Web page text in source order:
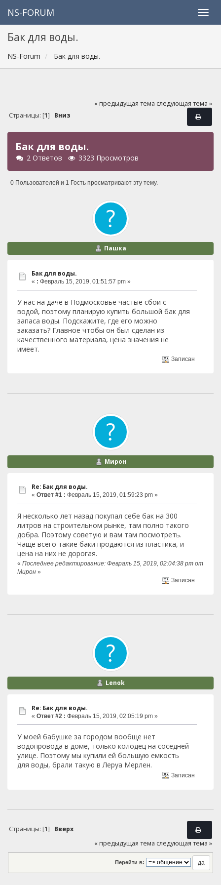
NS-FORUM
Бак для воды.
NS-Forum Бак для воды.
« предыдущая тема следующая тема »
Страницы: [1] Вниз
Бак для воды.
2 Ответов 3323 Просмотров
0 Пользователей и 1 Гость просматривают эту тему.
Пашка
Бак для воды.
« : Февраль 15, 2019, 01:51:57 pm »
У нас на даче в Подмосковье частые сбои с
водой, поэтому планирую купить большой бак для
запаса воды. Подскажите, где его можно
заказать? Главное чтобы он был сделан из
качественного материала, цена значения не
имеет.
Записан
Мирон
Re: Бак для воды.
« Ответ #1 : Февраль 15, 2019, 01:59:23 pm »
Я несколько лет назад покупал себе бак на 300
литров на строительном рынке, там полно такого
добра. Поэтому советую и вам там посмотреть.
Чаще всего такие баки продаются из пластика, и
цена на них не дорогая.
« Последнее редактирование: Февраль 15, 2019, 02:04:38 pm от
Мирон »
Записан
Lenok
Re: Бак для воды.
« Ответ #2 : Февраль 15, 2019, 02:05:19 pm »
У моей бабушке за городом вообще нет
водопровода в доме, только колодец на соседней
улице. Поэтому мы купили ей большую емкость
для воды, брали такую в Леруа Мерлен.
Записан
Страницы: [1] Вверх
« предыдущая тема следующая тема »
Перейти в: